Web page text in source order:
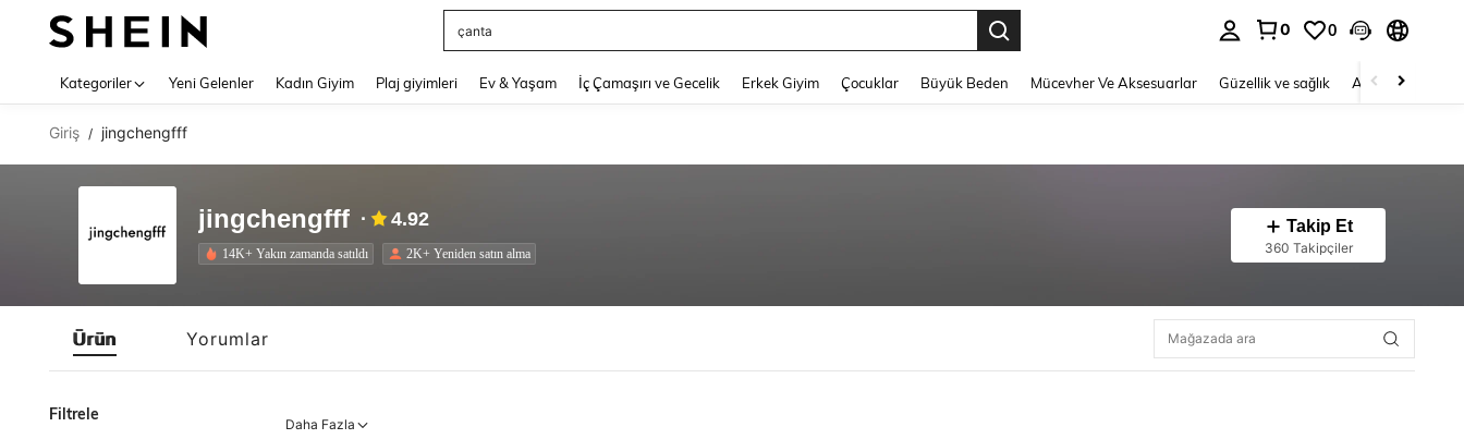
çanta
0 0
Kategoriler Yeni Gelenler Kadın Giyim Plaj giyimleri Ev & Yaşam İç Çamaşırı ve Gecelik Erkek Giyim Çocuklar Büyük Beden Mücevher Ve Aksesuarlar Güzellik ve sağlık Ayakkabı
Giriş / jingchengfff
jingchengfff 4.92
14K+ Yakın zamanda satıldı 2K+ Yeniden satın alma
Takip Et
360 Takipçiler
Ürün Yorumlar
Filtrele
Daha Fazla